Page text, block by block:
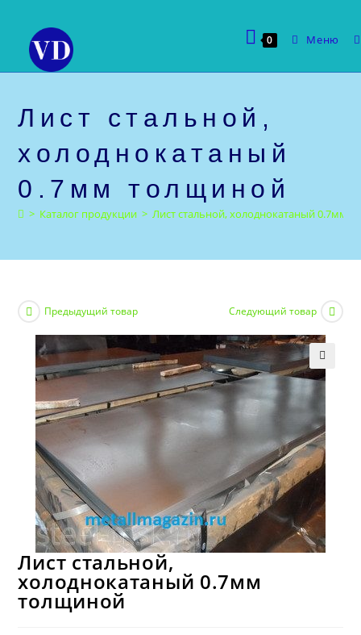
содержимому
0 Меню
Лист стальной,
холоднокатаный
0.7мм толщиной
> Каталог продукции > Лист стальной, холоднокатаный 0.7мм
Предыдущий товар Следующий товар
Лист стальной,
холоднокатаный 0.7мм
толщиной